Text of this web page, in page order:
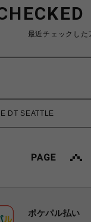
最近チェックした
DT SEATTLE
ポケパル払い